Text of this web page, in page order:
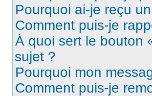
Pourquoi ai-je reçu
Comment puis-je
À quoi sert le bouton
sujet ?
Pourquoi mon
Comment puis-je